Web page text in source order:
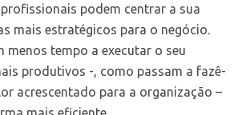
podem centrar a sua
mais estratégicos para o negócio.
menos tempo a executar o seu
produtivos -, como passam a fazê-
acrescentado para a organização –